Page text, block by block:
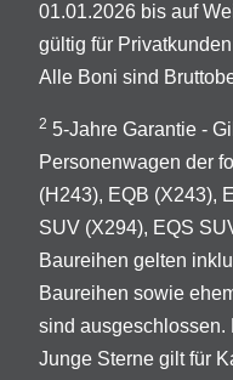
01.01.2026 bis auf
gültig für
Alle Boni sind
2 5-Jahre Garantie -
Personenwagen der
(H243), EQB (X243),
SUV (X294), EQS
Baureihen gelten
Baureihen sowie
sind ausgeschlossen.
Junge Sterne gilt für